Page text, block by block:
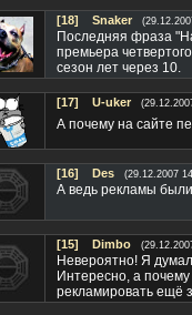
[18] Snaker
Последняя фраза
премьера
сезон лет через 10.
[17] U-uker
А почему на сайте
[16] Des (29.12.2007
А ведь рекламы
[15] Dimbo
Невероятно! Я
Интересно, а
рекламировать ещё